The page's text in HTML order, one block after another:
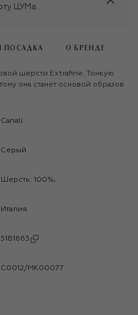
ЦУМа
ПОСАДКА О БРЕНДЕ
шерсти Extrafine. Тонкую
она станет основой образов
Canali
Серый
Шерсть: 100%;
Италия
5181663
C0012/MK00077